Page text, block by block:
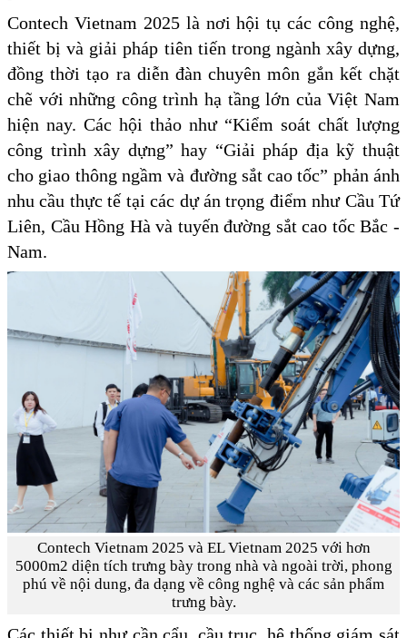
Contech Vietnam 2025 là nơi hội tụ các công nghệ,
thiết bị và giải pháp tiên tiến trong ngành xây dựng,
đồng thời tạo ra diễn đàn chuyên môn gắn kết chặt
chẽ với những công trình hạ tầng lớn của Việt Nam
hiện nay. Các hội thảo như “Kiểm soát chất lượng
công trình xây dựng” hay “Giải pháp địa kỹ thuật
cho giao thông ngầm và đường sắt cao tốc” phản ánh
nhu cầu thực tế tại các dự án trọng điểm như Cầu Tứ
Liên, Cầu Hồng Hà và tuyến đường sắt cao tốc Bắc -
Nam.
Contech Vietnam 2025 và EL Vietnam 2025 với hơn
5000m2 diện tích trưng bày trong nhà và ngoài trời, phong
phú về nội dung, đa dạng về công nghệ và các sản phẩm
trưng bày.